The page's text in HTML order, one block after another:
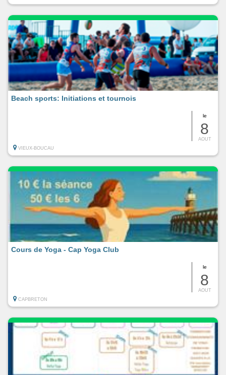
le
8
AOUT
Beach sports: Initiations et tournois
VIEUX-BOUCAU
le
8
AOUT
Cours de Yoga - Cap Yoga Club
CAPBRETON